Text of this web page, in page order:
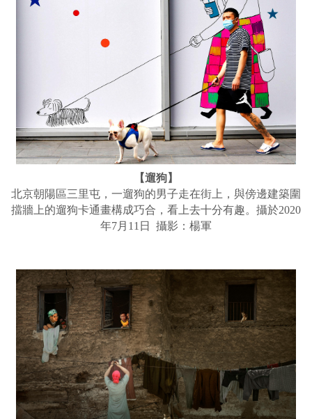
【遛狗】
北京朝陽區三里屯，一遛狗的男子走在街上，與傍邊建築圍
擋牆上的遛狗卡通畫構成巧合，看上去十分有趣。攝於2020
年7月11日 攝影：楊軍